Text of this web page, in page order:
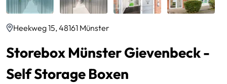
Heekweg 15, 48161 Münster
Storebox Münster Gievenbeck -
Self Storage Boxen